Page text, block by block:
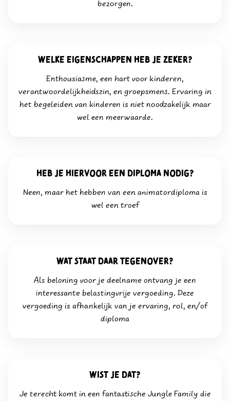
bezorgen.
welke eigenschappen heb je zeker?
Enthousiasme, een hart voor kinderen,
verantwoordelijkheidszin, en groepsmens. Ervaring in
het begeleiden van kinderen is niet noodzakelijk maar
wel een meerwaarde.
heb je hiervoor een diploma nodig?
Neen, maar het hebben van een animatordiploma is
wel een troef
wat staat daar tegenover?
Als beloning voor je deelname ontvang je een
interessante belastingvrije vergoeding. Deze
vergoeding is afhankelijk van je ervaring, rol, en/of
diploma
wist je dat?
Je terecht komt in een fantastische Jungle Family die